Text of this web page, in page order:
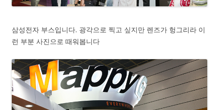
삼성전자 부스입니다. 광각으로 찍고 싶지만 렌즈가 헝그리라 이
런 부분 사진으로 때워봅니다